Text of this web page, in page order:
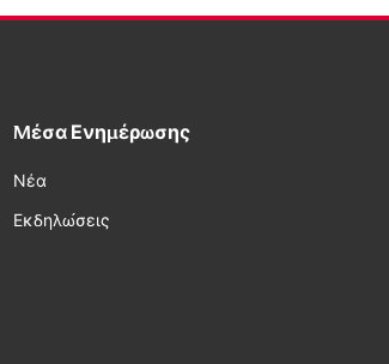
Μέσα Ενημέρωσης
Νέα
Εκδηλώσεις